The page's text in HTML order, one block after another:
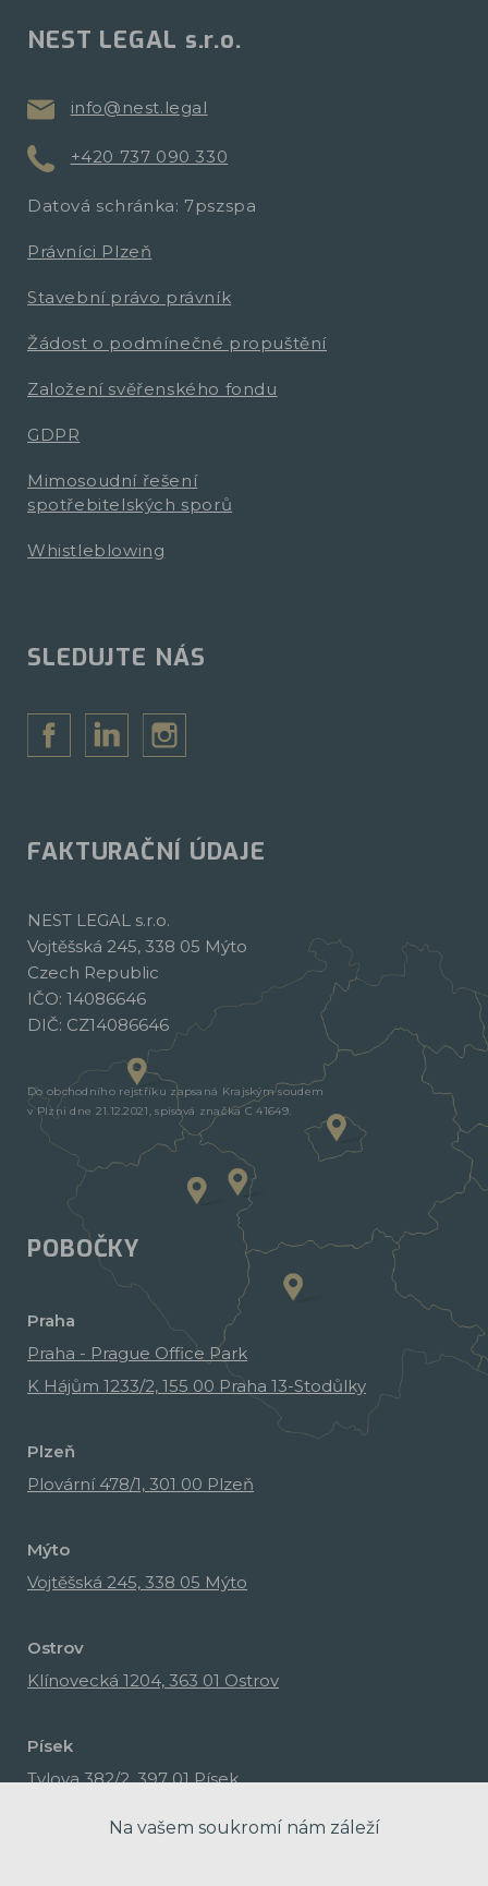
NEST LEGAL s.r.o.
info@nest.legal
+420 737 090 330
Datová schránka: 7pszspa
Právníci Plzeň
Stavební právo právník
Žádost o podmínečné propuštění
Založení svěřenského fondu
GDPR
Mimosoudní řešení
spotřebitelských sporů
Whistleblowing
SLEDUJTE NÁS
FAKTURAČNÍ ÚDAJE
NEST LEGAL s.r.o.
Vojtěšská 245, 338 05 Mýto
Czech Republic
IČO: 14086646
DIČ: CZ14086646
Do obchodního rejstříku zapsaná Krajským soudem
v Plzni dne 21.12.2021, spisová značka C 41649.
POBOČKY
Praha
Praha - Prague Office Park
K Hájům 1233/2, 155 00 Praha 13-Stodůlky
Plzeň
Plovární 478/1, 301 00 Plzeň
Mýto
Vojtěšská 245, 338 05 Mýto
Ostrov
Klínovecká 1204, 363 01 Ostrov
Písek
Tylova 382/2, 397 01 Písek
Na vašem soukromí nám záleží